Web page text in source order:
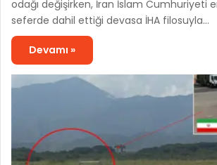
odağı değişirken, İran İslam Cumhuriyeti
seferde dahil ettiği devasa İHA filosuyla…
Devamı »